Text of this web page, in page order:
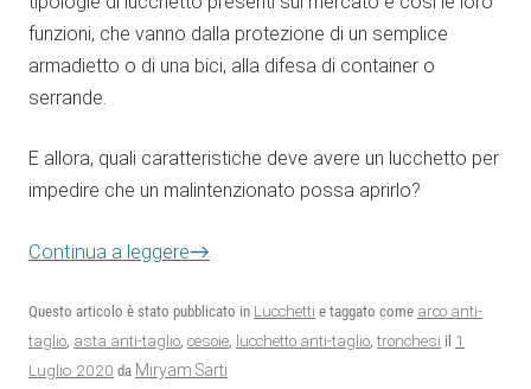
funzioni, che vanno dalla protezione di un semplice
armadietto o di una bici, alla difesa di container o
serrande.
E allora, quali caratteristiche deve avere un lucchetto per
impedire che un malintenzionato possa aprirlo?
Continua a leggere→
Questo articolo è stato pubblicato in Lucchetti e taggato come arco anti-
taglio, asta anti-taglio, cesoie, lucchetto anti-taglio, tronchesi il 1
Luglio 2020 da Miryam Sarti